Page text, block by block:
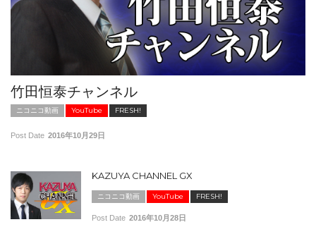
竹田恒泰チャンネル
ニコニコ動画 YouTube FRESH!
Post Date 2016年10月29日
KAZUYA CHANNEL GX
ニコニコ動画 YouTube FRESH!
Post Date 2016年10月28日